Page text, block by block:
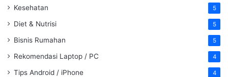
Kesehatan 5
Diet & Nutrisi 5
Bisnis Rumahan 5
Rekomendasi Laptop / PC 4
Tips Android / iPhone 4